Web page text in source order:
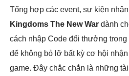
Tổng hợp các event, sự kiện nhận
Kingdoms The New War dành
cách nhập Code đổi thưởng
để không bỏ lỡ bất kỳ cơ hội
game. Đây chắc chắn là những